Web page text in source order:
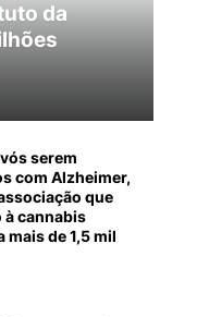
da
serem
com Alzheimer,
que
à cannabis
mais de 1,5 mil